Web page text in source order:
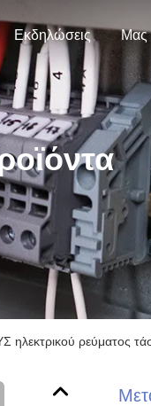
Εκδηλώσεις
ρεύματος